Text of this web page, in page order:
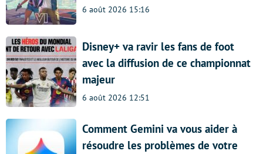
6 août 2026 15:16
Disney+ va ravir les fans de foot
avec la diffusion de ce championnat
majeur
6 août 2026 12:51
Comment Gemini va vous aider à
résoudre les problèmes de votre